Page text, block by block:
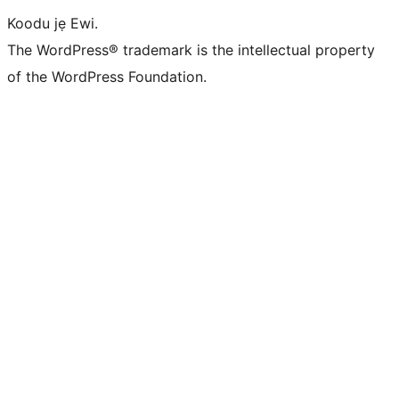
Koodu jẹ Ewi.
The WordPress® trademark is the intellectual property
of the WordPress Foundation.